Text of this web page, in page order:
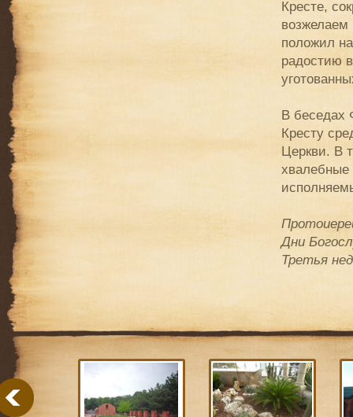
Кресте,
возжелаем
положил
радостию
В беседах
Кресту
Церкви. В
хвалебные
Дни
Третья